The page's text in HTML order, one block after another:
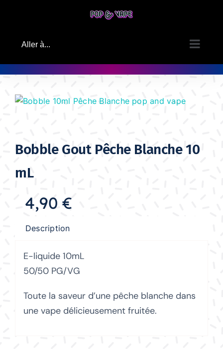
Aller à...
Bobble Gout Pêche Blanche 10
mL
4,90 €
Description
E-liquide 10mL
50/50 PG/VG
Toute la saveur d’une pêche blanche dans
une vape délicieusement fruitée.